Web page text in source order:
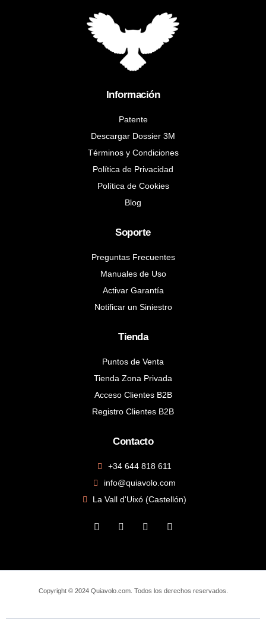
Información
Patente
Descargar Dossier 3M
Términos y Condiciones
Política de Privacidad
Política de Cookies
Blog
Soporte
Preguntas Frecuentes
Manuales de Uso
Activar Garantía
Notificar un Siniestro
Tienda
Puntos de Venta
Tienda Zona Privada
Acceso Clientes B2B
Registro Clientes B2B
Contacto
+34 644 818 611
info@quiavolo.com
La Vall d'Uixó (Castellón)
Copyright © 2024 Quiavolo.com. Todos los derechos reservados.